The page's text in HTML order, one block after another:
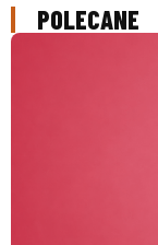
POLECANE